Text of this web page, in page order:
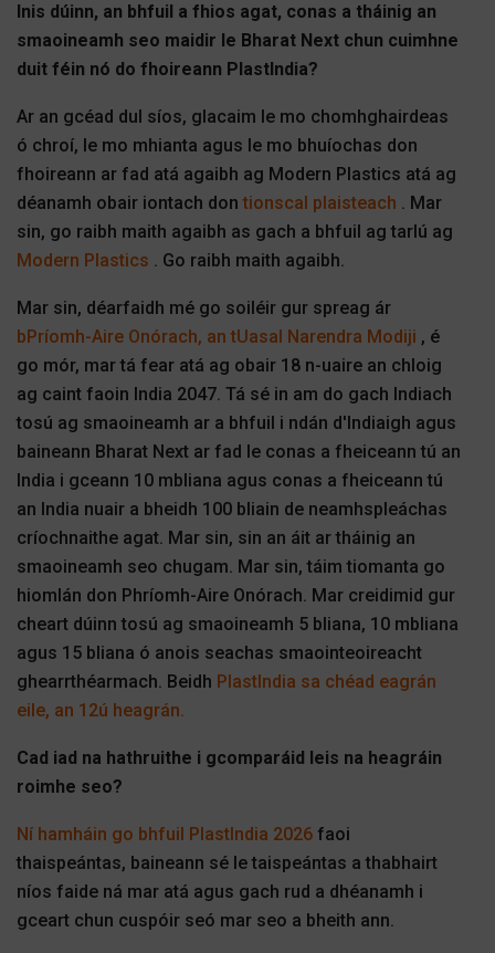
Inis dúinn, an bhfuil a fhios agat, conas a tháinig an
smaoineamh seo maidir le Bharat Next chun cuimhne
duit féin nó do fhoireann PlastIndia?
Ar an gcéad dul síos, glacaim le mo chomhghairdeas
ó chroí, le mo mhianta agus le mo bhuíochas don
fhoireann ar fad atá agaibh ag Modern Plastics atá ag
déanamh obair iontach dontionscal plaisteach . Mar
sin, go raibh maith agaibh as gach a bhfuil ag tarlú ag
Modern Plastics . Go raibh maith agaibh.
Mar sin, déarfaidh mé go soiléir gur spreag ár
bPríomh-Aire Onórach, an tUasal Narendra Modiji , é
go mór, mar tá fear atá ag obair 18 n-uaire an chloig
ag caint faoin India 2047. Tá sé in am do gach Indiach
tosú ag smaoineamh ar a bhfuil i ndán d'Indiaigh agus
baineann Bharat Next ar fad le conas a fheiceann tú an
India i gceann 10 mbliana agus conas a fheiceann tú
an India nuair a bheidh 100 bliain de neamhspleáchas
críochnaithe agat. Mar sin, sin an áit ar tháinig an
smaoineamh seo chugam. Mar sin, táim tiomanta go
hiomlán don Phríomh-Aire Onórach. Mar creidimid gur
cheart dúinn tosú ag smaoineamh 5 bliana, 10 mbliana
agus 15 bliana ó anois seachas smaointeoireacht
ghearrthéarmach. Beidh PlastIndia sa chéad eagrán
eile, an 12ú heagrán.
Cad iad na hathruithe i gcomparáid leis na heagráin
roimhe seo?
Ní hamháin go bhfuil PlastIndia 2026 faoi
thaispeántas, baineann sé le taispeántas a thabhairt
níos faide ná mar atá agus gach rud a dhéanamh i
gceart chun cuspóir seó mar seo a bheith ann.